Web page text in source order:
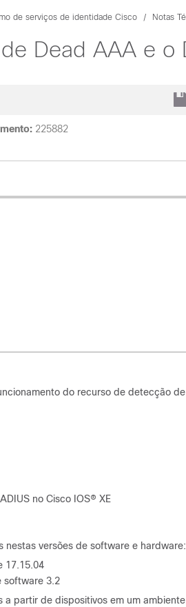
de serviços de identidade Cisco Notas
Dead AAA e o
225882
do recurso de detecção
no Cisco IOS® XE
versões de software e hardware:
17.15.04
software 3.2
partir de dispositivos em um